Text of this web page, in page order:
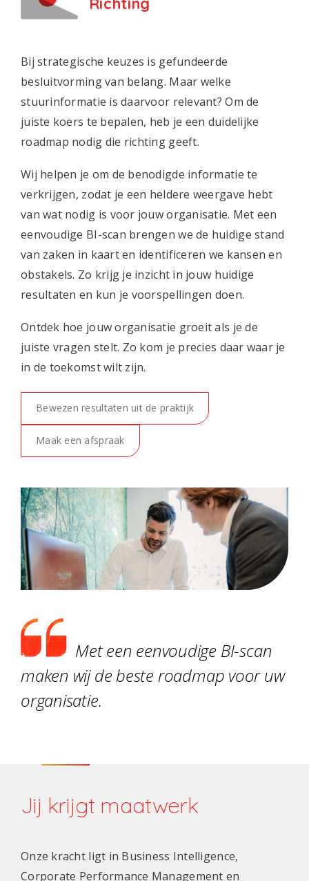
Bij strategische keuzes is gefundeerde
besluitvorming van belang. Maar welke
stuurinformatie is daarvoor relevant? Om de
juiste koers te bepalen, heb je een duidelijke
roadmap nodig die richting geeft.
Wij helpen je om de benodigde informatie te
verkrijgen, zodat je een heldere weergave hebt
van wat nodig is voor jouw organisatie. Met een
eenvoudige BI-scan brengen we de huidige stand
van zaken in kaart en identificeren we kansen en
obstakels. Zo krijg je inzicht in jouw huidige
resultaten en kun je voorspellingen doen.
Ontdek hoe jouw organisatie groeit als je de
juiste vragen stelt. Zo kom je precies daar waar je
in de toekomst wilt zijn.
Bewezen resultaten uit de praktijk
Maak een afspraak
Met een eenvoudige BI-scan
maken wij de beste roadmap voor uw
organisatie.
Jij krijgt maatwerk
Onze kracht ligt in Business Intelligence,
Corporate Performance Management en